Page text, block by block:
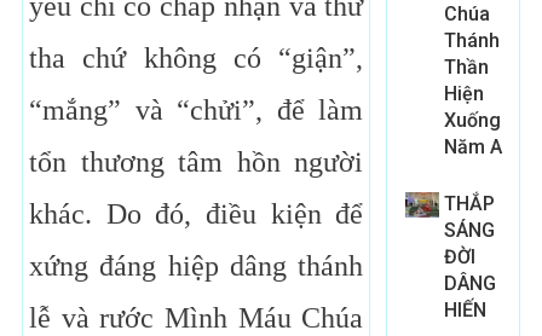
yêu chỉ có chấp nhận và thứ
tha chứ không có “giận”,
“mắng” và “chửi”, để làm
tổn thương tâm hồn người
khác. Do đó, điều kiện để
xứng đáng hiệp dâng thánh
lễ và rước Mình Máu Chúa
Chúa
Thánh
Thần
Hiện
Xuống
Năm A
THẮP
SÁNG
ĐỜI
DÂNG
HIẾN